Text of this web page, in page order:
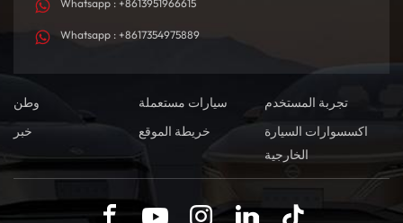
Whatsapp : +8613951966615
Whatsapp : +8617354975889
وطن سيارات مستعملة
تجربة المستخدم
خبر
خريطة الموقع
اكسسوارات السيارة
الخارجية